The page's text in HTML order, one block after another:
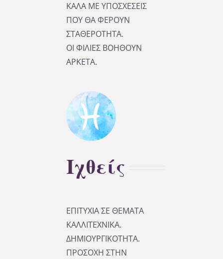
ΚΑΛΑ ΜΕ ΥΠΟΣΧΕΣΕΙΣ
ΠΟΥ ΘΑ ΦΕΡΟΥΝ
ΣΤΑΘΕΡΟΤΗΤΑ.
ΟΙ ΦΙΛΙΕΣ ΒΟΗΘΟΥΝ
ΑΡΚΕΤΑ.
Ιχθείς
ΕΠΙΤΥΧΙΑ ΣΕ ΘΕΜΑΤΑ
ΚΑΛΛΙΤΕΧΝΙΚΑ.
ΔΗΜΙΟΥΡΓΙΚΟΤΗΤΑ.
ΠΡΟΣΟΧΗ ΣΤΗΝ